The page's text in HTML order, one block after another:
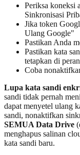
Periksa koneksi
Sinkronisasi
Jika token
Ulang Google"
Pastikan Anda
Pastikan kata
tetapkan di
Coba
Lupa kata sandi
sandi tidak pernah
dapat menyetel ulang
sandi, nonaktifkan
SEMUA Data Drive
menghapus salinan
kata sandi baru.